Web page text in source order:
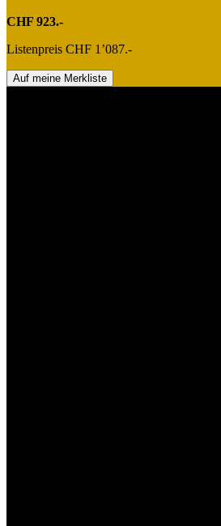
CHF 923.-
Listenpreis CHF 1’087.-
Auf meine Merkliste